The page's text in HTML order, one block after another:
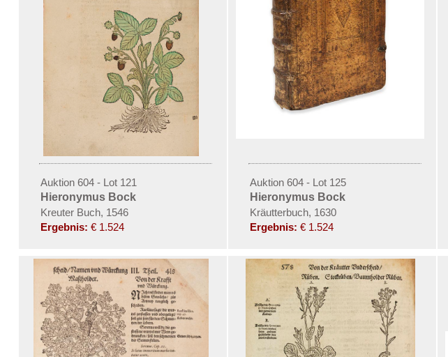
Auktion 604 - Lot 121
Hieronymus Bock
Kreuter Buch, 1546
Ergebnis: € 1.524
Auktion 604 - Lot 125
Hieronymus Bock
Kräutterbuch, 1630
Ergebnis: € 1.524